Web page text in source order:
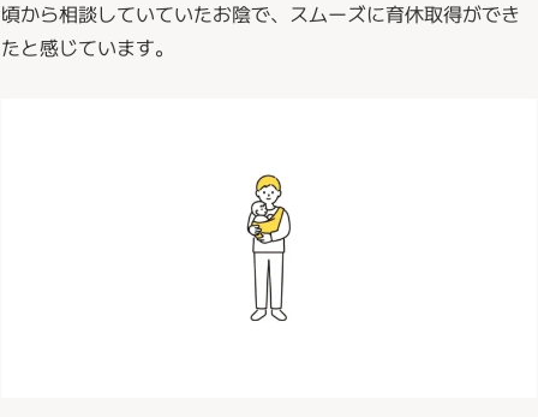
頃から相談していていたお陰で、スムーズに育休取得ができ
たと感じています。